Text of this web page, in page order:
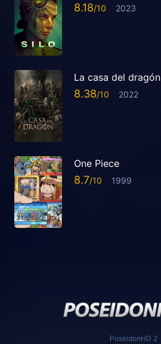
8.18 2023
La casa del dragón
8.38 2022
One Piece
8.7 1999
PoseidonHD 2